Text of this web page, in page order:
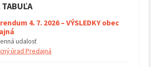
TABUĽA
4. 7. 2026 – VÝSLEDKY obec
udalosť
úrad Predajná